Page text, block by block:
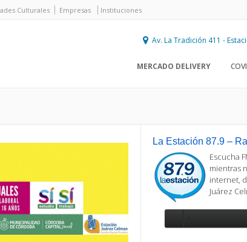
Culturales Empresas Instituciones
Av. La Tradición 411 -
MERCADO DELIVERY
La Estación 87.9 –
Escucha
mientras
internet,
Juárez